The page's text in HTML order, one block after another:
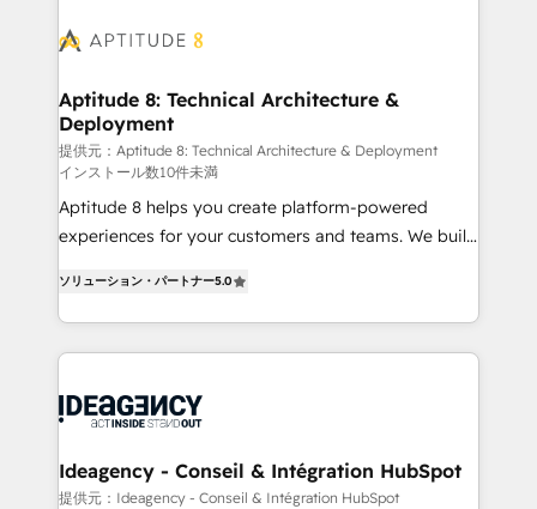
delà d’une simple transformation digitale et des
➤ L’intégration de CRM et de méthodologie RevOps
pour aligner les équipes marketing, commerciales et
support client (data migration, synchronisation API,
audit et maintenance) ➤ La création de sites internet
de conversion qui transforment les visiteurs en
opportunités d'affaires ➤ La mise en place de
emailing) Informations clés : - 10 ans d'expérience -
100+ intégrations CRM HubSpot réussies - 40
cumulées
Aptitude 8: Technical Architecture &
Deployment
提供元：Aptitude 8: Technical Architecture & Deployment
インストール数10件未満
Aptitude 8 helps you create platform-powered
experiences for your customers and teams. We build
across your entire tech stack. Aptitude 8 is trusted
by top brands such as Lenovo, Bluetooth,
International Sports Sciences Association, SXSW,
Randstad, Uber Freight, and HubSpot itself. We have
partner and expertise across operational strategy,
business-first process building, system integration,
ソリューション・パートナー5.0
Ideagency - Conseil & Intégration HubSpot
提供元：Ideagency - Conseil & Intégration HubSpot